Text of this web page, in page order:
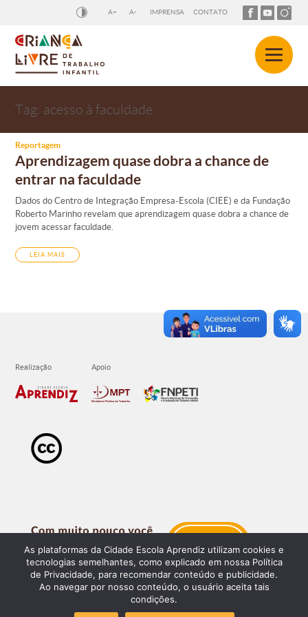
A+ A- IMPRENSA CONTATO
Tag: acesso à faculdade
Reportagem
Aprendizagem quase dobra a chance de
entrar na faculdade
Dados do Centro de Integração Empresa-Escola (CIEE) e da Fundação
Roberto Marinho revelam que aprendizagem quase dobra a chance de
jovem acessar faculdade.
LEIA MAIS
As plataformas da Cidade Escola Aprendiz utilizam cookies e
tecnologias semelhantes, como explicado em nossa Política
de Privacidade, para recomendar conteúdo e publicidade.
Ao navegar por nosso conteúdo, o usuário aceita tais
condições.